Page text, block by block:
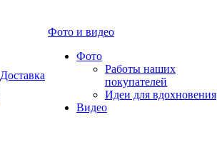
Доставка
Фото и видео
Фото
Работы наших
покупателей
Идеи для вдохновения
Видео